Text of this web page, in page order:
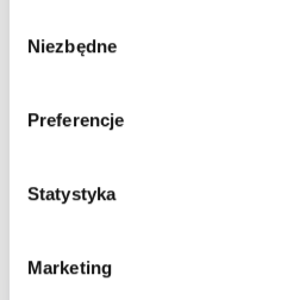
zgody
Niezbędne
Preferencje
Statystyka
Marketing